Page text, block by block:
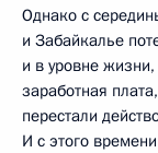
Однако с
и Забайкалье
и в уровне жизни,
заработная
перестали
И с этого